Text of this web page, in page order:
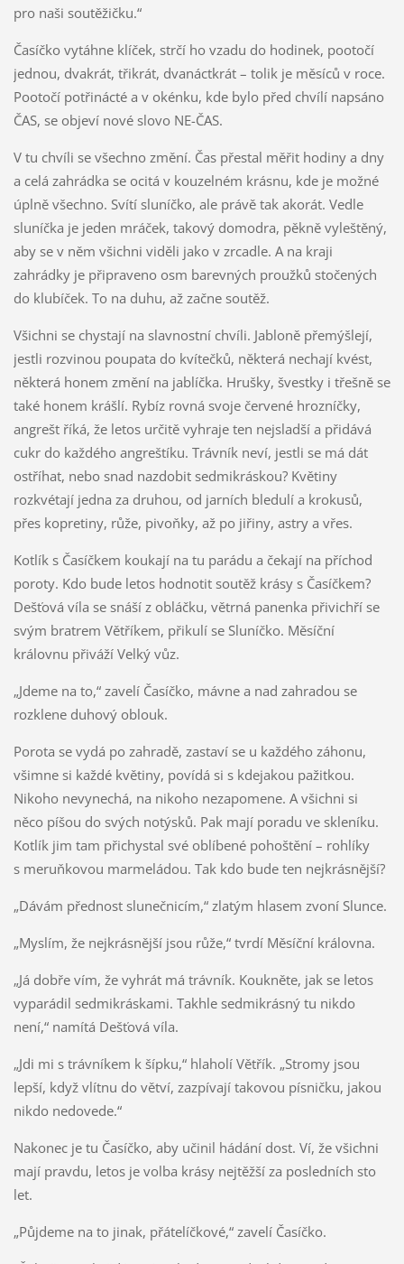
pro naši soutěžičku.“
Časíčko vytáhne klíček, strčí ho vzadu do hodinek, pootočí
jednou, dvakrát, třikrát, dvanáctkrát – tolik je měsíců v roce.
Pootočí potřinácté a v okénku, kde bylo před chvílí napsáno
ČAS, se objeví nové slovo NE-ČAS.
V tu chvíli se všechno změní. Čas přestal měřit hodiny a dny
a celá zahrádka se ocitá v kouzelném krásnu, kde je možné
úplně všechno. Svítí sluníčko, ale právě tak akorát. Vedle
sluníčka je jeden mráček, takový domodra, pěkně vyleštěný,
aby se v něm všichni viděli jako v zrcadle. A na kraji
zahrádky je připraveno osm barevných proužků stočených
do klubíček. To na duhu, až začne soutěž.
Všichni se chystají na slavnostní chvíli. Jabloně přemýšlejí,
jestli rozvinou poupata do kvítečků, některá nechají kvést,
některá honem změní na jablíčka. Hrušky, švestky i třešně se
také honem krášlí. Rybíz rovná svoje červené hrozníčky,
angrešt říká, že letos určitě vyhraje ten nejsladší a přidává
cukr do každého angreštíku. Trávník neví, jestli se má dát
ostříhat, nebo snad nazdobit sedmikráskou? Květiny
rozkvétají jedna za druhou, od jarních bledulí a krokusů,
přes kopretiny, růže, pivoňky, až po jiřiny, astry a vřes.
Kotlík s Časíčkem koukají na tu parádu a čekají na příchod
poroty. Kdo bude letos hodnotit soutěž krásy s Časíčkem?
Dešťová víla se snáší z obláčku, větrná panenka přivichří se
svým bratrem Větříkem, přikulí se Sluníčko. Měsíční
královnu přiváží Velký vůz.
„Jdeme na to,“ zavelí Časíčko, mávne a nad zahradou se
rozklene duhový oblouk.
Porota se vydá po zahradě, zastaví se u každého záhonu,
všimne si každé květiny, povídá si s kdejakou pažitkou.
Nikoho nevynechá, na nikoho nezapomene. A všichni si
něco píšou do svých notýsků. Pak mají poradu ve skleníku.
Kotlík jim tam přichystal své oblíbené pohoštění – rohlíky
s meruňkovou marmeládou. Tak kdo bude ten nejkrásnější?
„Dávám přednost slunečnicím,“ zlatým hlasem zvoní Slunce.
„Myslím, že nejkrásnější jsou růže,“ tvrdí Měsíční královna.
„Já dobře vím, že vyhrát má trávník. Koukněte, jak se letos
vyparádil sedmikráskami. Takhle sedmikrásný tu nikdo
není,“ namítá Dešťová víla.
„Jdi mi s trávníkem k šípku,“ hlaholí Větřík. „Stromy jsou
lepší, když vlítnu do větví, zazpívají takovou písničku, jakou
nikdo nedovede.“
Nakonec je tu Časíčko, aby učinil hádání dost. Ví, že všichni
mají pravdu, letos je volba krásy nejtěžší za posledních sto
let.
„Půjdeme na to jinak, přátelíčkové,“ zavelí Časíčko.